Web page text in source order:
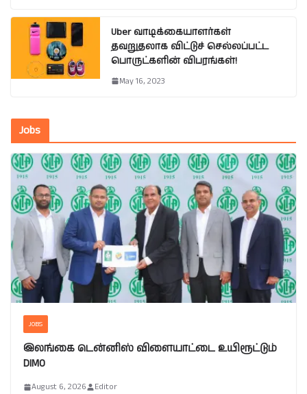
Uber வாடிக்கையாளர்கள்
தவறுதலாக விட்டுச் செல்லப்பட்ட
பொருட்களின் விபரங்கள்!
May 16, 2023
Jobs
JOBS
இலங்கை டென்னிஸ் விளையாட்டை உயிரூட்டும்
DIMO
August 6, 2026 Editor